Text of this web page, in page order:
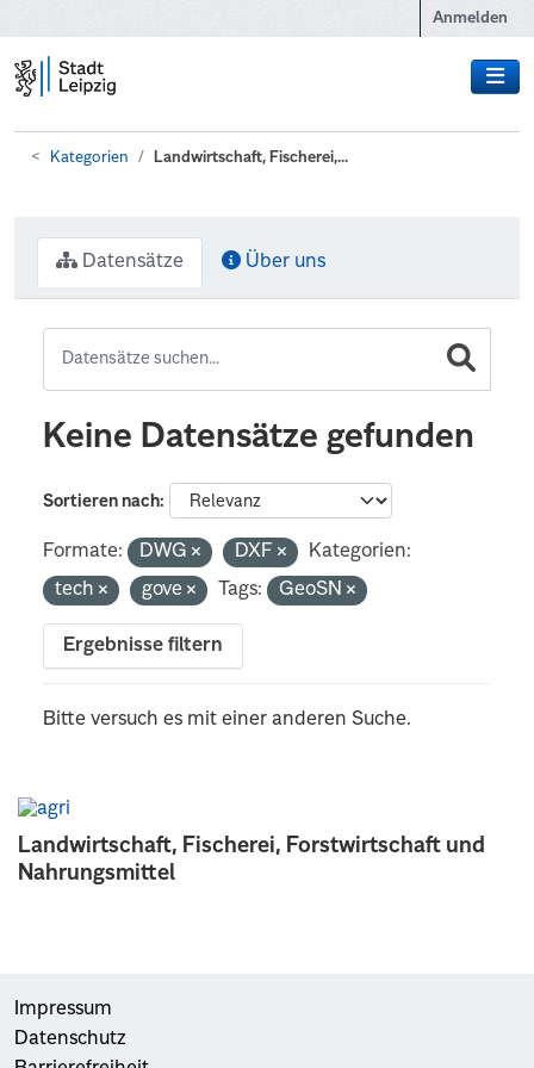
Anmelden
Kategorien Landwirtschaft, Fischerei,...
Landwirtschaft, Fischerei, Forstwirtschaft und
Nahrungsmittel
Datensätze Über uns
Keine Datensätze gefunden
Sortieren nach
Formate: DWG DXF
Kategorien:
tech
gove Tags: GeoSN
Ergebnisse filtern
Bitte versuch es mit einer anderen Suche.
Impressum
Datenschutz